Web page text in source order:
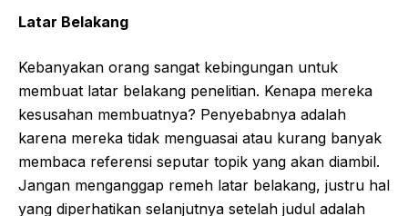
Latar Belakang
Kebanyakan orang sangat kebingungan untuk
membuat latar belakang penelitian. Kenapa mereka
kesusahan membuatnya? Penyebabnya adalah
karena mereka tidak menguasai atau kurang banyak
membaca referensi seputar topik yang akan diambil.
Jangan menganggap remeh latar belakang, justru hal
yang diperhatikan selanjutnya setelah judul adalah